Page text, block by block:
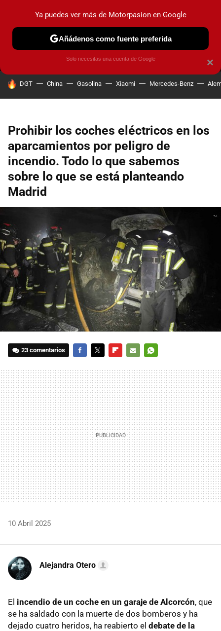
MENÚ NUEVO
COCHES ELÉCTRICOS OBSERVATORIO
HOY SE HABLA DE
DGT China Gasolina Xiaomi Mercedes-Benz
Prohibir los coches eléctricos en los
aparcamientos por peligro de
incendio. Todo lo que sabemos
sobre lo que se está planteando
Madrid
23 comentarios
MAIL
10 Abril 2025
Alejandra Otero
El incendio de un coche en un garaje de Alcorcón, que
se ha saldado con la muerte de dos bomberos y ha
dejado cuatro heridos, ha reabierto el debate de la
×
Ya puedes ver más de Motorpasion en Google
Añádenos como fuente preferida
Solo necesitas una cuenta de Google